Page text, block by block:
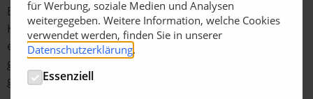
Beteiligten begutachtet“, so Tobias Heim. „Mal waren die
Klinker etwas zu gelb, mal etwas zu grau oder sahen
einfach zu neu aus. Das richtige Farbspiel und die
gewünschte Wirkung zu treffen, war schon eine recht
große Herausforderung.“
für Werbung, soziale Medien und Analysen
weitergegeben. Weitere Information, welche Cookies
verwendet werden, finden Sie in unserer
Datenschutzerklärung.
Essenziell